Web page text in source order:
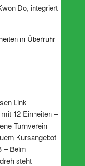
Do, integriert
in Überruhr
Link
12 Einheiten –
Turnverein
Kursangebot
– Beim
steht